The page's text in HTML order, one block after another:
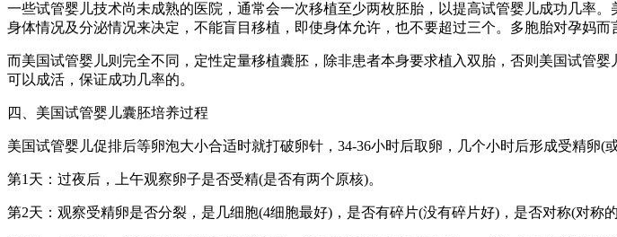
一些试管婴儿技术尚未成熟的医院，通常会一次移植至少两枚胚胎，以提高试管婴儿成功几率
身体情况及分泌情况来决定，不能盲目移植，即使身体允许，也不要超过三个。多胞胎对孕妈而
而美国试管婴儿则完全不同，定性定量移植囊胚，除非患者本身要求植入双胎，否则美国试管
可以成活，保证成功几率的。
四、美国试管婴儿囊胚培养过程
美国试管婴儿促排后等卵泡大小合适时就打破卵针，34-36小时后取卵，几个小时后形成受精卵(
第1天：过夜后，上午观察卵子是否受精(是否有两个原核)。
第2天：观察受精卵是否分裂，是几细胞(4细胞最好)，是否有碎片(没有碎片好)，是否对称(对称的